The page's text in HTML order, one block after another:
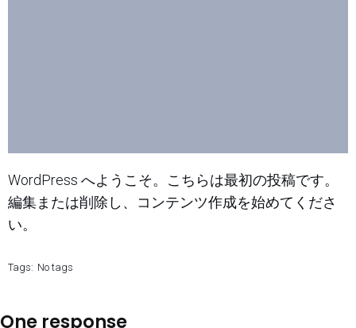
WordPress へようこそ。こちらは最初の投稿です。
編集または削除し、コンテンツ作成を始めてくださ
い。
Tags: No tags
One response